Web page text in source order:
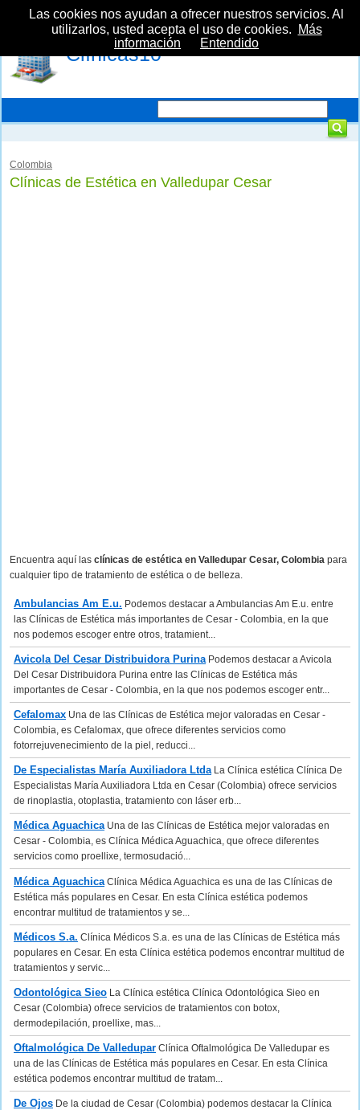
Clínicas10
Colombia
Clínicas de Estética en Valledupar Cesar
Encuentra aquí las clínicas de estética en Valledupar Cesar, Colombia para
cualquier tipo de tratamiento de estética o de belleza.
Ambulancias Am E.u. Podemos destacar a Ambulancias Am E.u. entre
las Clínicas de Estética más importantes de Cesar - Colombia, en la que
nos podemos escoger entre otros, tratamient...
Avicola Del Cesar Distribuidora PurinaPodemos destacar a Avicola
Del Cesar Distribuidora Purina entre las Clínicas de Estética más
importantes de Cesar - Colombia, en la que nos podemos escoger entr...
Cefalomax Una de las Clínicas de Estética mejor valoradas en Cesar -
Colombia, es Cefalomax, que ofrece diferentes servicios como
fotorrejuvenecimiento de la piel, reducci...
De Especialistas María Auxiliadora LtdaLa Clínica estética Clínica De
Especialistas María Auxiliadora Ltda en Cesar (Colombia) ofrece servicios
de rinoplastia, otoplastia, tratamiento con láser erb...
Médica AguachicaUna de las Clínicas de Estética mejor valoradas en
Cesar - Colombia, es Clínica Médica Aguachica, que ofrece diferentes
servicios como proellixe, termosudació...
Médica AguachicaClínica Médica Aguachica es una de las Clínicas de
Estética más populares en Cesar. En esta Clínica estética podemos
encontrar multitud de tratamientos y se...
Médicos S.a. Clínica Médicos S.a. es una de las Clínicas de Estética más
populares en Cesar. En esta Clínica estética podemos encontrar multitud de
tratamientos y servic...
Odontológica Sieo La Clínica estética Clínica Odontológica Sieo en
Cesar (Colombia) ofrece servicios de tratamientos con botox,
dermodepilación, proellixe, mas...
Oftalmológica De Valledupar Clínica Oftalmológica De Valledupar es
una de las Clínicas de Estética más populares en Cesar. En esta Clínica
estética podemos encontrar multitud de tratam...
De Ojos De la ciudad de Cesar (Colombia) podemos destacar la Clínica
Las cookies nos ayudan a ofrecer nuestros servicios. Al
utilizarlos, usted acepta el uso de cookies.
Más
información
Entendido